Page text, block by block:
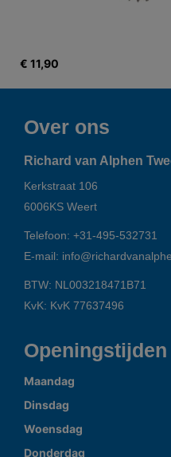
€ 11,90
Over ons
Richard van Alphen
Kerkstraat 106
6006KS Weert
Telefoon: +31-495-532731
E-mail:
BTW: NL003218471B71
KvK: KvK 77637496
Openingstijden
Maandag
Dinsdag
Woensdag
Donderdag